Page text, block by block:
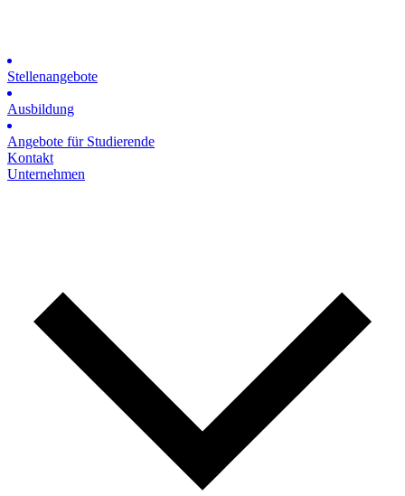
Stellenangebote
Ausbildung
Angebote für Studierende
Kontakt
Unternehmen